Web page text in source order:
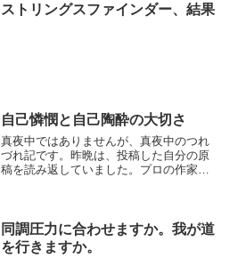
ストリングスファインダー、結果
自己憐憫と自己陶酔の大切さ
真夜中ではありませんが、真夜中のつれ
づれ記です。昨晩は、投稿した自分の原
稿を読み返していました。プロの作家さ
次の作品を書きなさい」と仰...
同調圧力に合わせますか。我が道
を行きますか。